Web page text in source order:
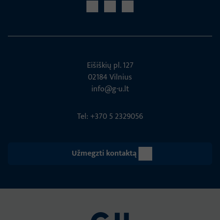
Eišiškių pl. 127
02184 Vil­nius
info@g-u.lt
Tel: +370 5 2329056
Užmegzti kontaktą